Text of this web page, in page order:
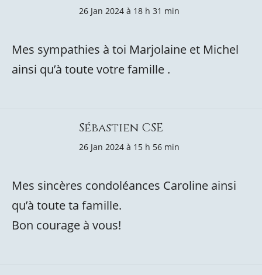
26 Jan 2024 à 18 h 31 min
Mes sympathies à toi Marjolaine et Michel
ainsi qu’à toute votre famille .
Sébastien CSE
26 Jan 2024 à 15 h 56 min
Mes sincères condoléances Caroline ainsi
qu’à toute ta famille.
Bon courage à vous!